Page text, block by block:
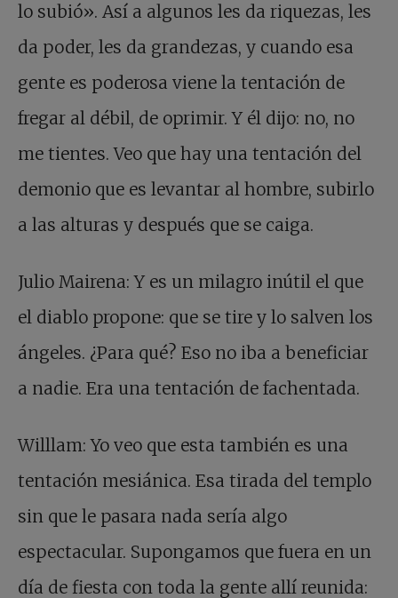
lo subió». Así a algunos les da riquezas, les
da poder, les da grandezas, y cuando esa
gente es poderosa viene la tentación de
fregar al débil, de oprimir. Y él dijo: no, no
me tientes. Veo que hay una tentación del
demonio que es levantar al hombre, subirlo
a las alturas y después que se caiga.
Julio Mairena: Y es un milagro inútil el que
el diablo propone: que se tire y lo salven los
ángeles. ¿Para qué? Eso no iba a beneficiar
a nadie. Era una tentación de fachentada.
Willlam: Yo veo que esta también es una
tentación mesiánica. Esa tirada del templo
sin que le pasara nada sería algo
espectacular. Supongamos que fuera en un
día de fiesta con toda la gente allí reunida: